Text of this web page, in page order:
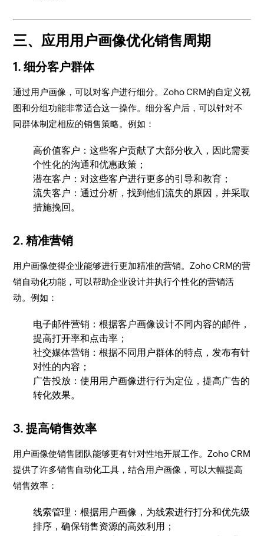
三、应用用户画像优化销售周期
1. 细分客户群体
通过用户画像，可以对客户进行细分。Zoho CRM的自定义视
图和分组功能非常适合这一操作。细分客户后，可以针对不
同群体制定相应的销售策略。例如：
高价值客户：这些客户贡献了大部分收入，因此需要
个性化的沟通和优惠政策；
潜在客户：对这些客户进行更多的引导和教育；
流失客户：通过分析，找到他们流失的原因，并采取
措施挽回。
2. 精准营销
用户画像使得企业能够进行更加精准的营销。Zoho CRM的营
销自动化功能，可以帮助企业设计并执行个性化的营销活
动。例如：
电子邮件营销：根据客户画像设计不同内容的邮件，
提高打开率和点击率；
社交媒体营销：根据不同用户群体的特点，发布有针
对性的内容；
广告投放：使用用户画像进行行为定位，提高广告的
转化效果。
3. 提高销售效率
用户画像使销售团队能够更有针对性地开展工作。Zoho CRM
提供了许多销售自动化工具，结合用户画像，可以大幅提高
销售效率：
线索管理：根据用户画像，为线索进行打分和优先级
排序，确保销售资源的高效利用；